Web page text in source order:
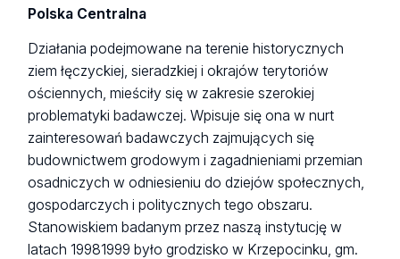
Polska Centralna
Działania podejmowane na terenie historycznych
ziem łęczyckiej, sieradzkiej i okrajów terytoriów
ościennych, mieściły się w zakresie szerokiej
problematyki badawczej. Wpisuje się ona w nurt
zainteresowań badawczych zajmujących się
budownictwem grodowym i zagadnieniami przemian
osadniczych w odniesieniu do dziejów społecznych,
gospodarczych i politycznych tego obszaru.
Stanowiskiem badanym przez naszą instytucję w
latach 19981999 było grodzisko w Krzepocinku, gm.